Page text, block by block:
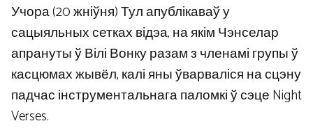
Учора (20 жніўня) Тул апублікаваў у
сацыяльных сетках відэа, на якім Чэнселар
апрануты ў Вілі Вонку разам з членамі групы ў
касцюмах жывёл, калі яны ўварваліся на сцэну
падчас інструментальнага паломкі ў сэце Night
Verses.